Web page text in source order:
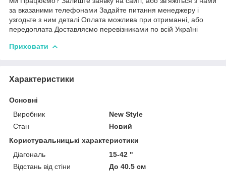
за вказаними телефонами Задайте питання менеджеру і
узгодьте з ним деталі Оплата можлива при отриманні, або
передоплата Доставляємо перевізниками по всій Україні
Приховати
Характеристики
Основні
Виробник
New Style
Стан
Новий
Користувальницькі характеристики
Діагональ
15-42 "
Відстань від стіни
До 40.5 см